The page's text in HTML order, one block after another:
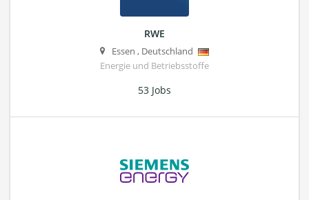
RWE
Essen , Deutschland
Energie und Betriebsstoffe
53 Jobs